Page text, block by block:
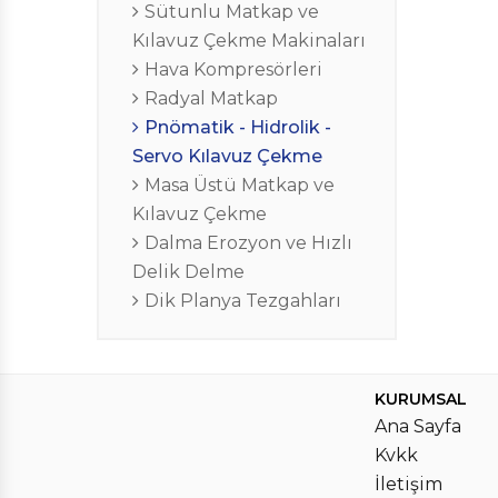
ÇEKTIRMELI VE ÇEKTIRMESIZ TESPIT
YAYLI BASKI PIMLERI
KALIP TAŞIMA MAPALARI
TAŞ DÜZELTME ELMASLARI
RASPA SETLERI
KARBÜR ÇAPAK ALMALAR
DIJITAL KOORDINAT ÖLÇME
HAVALI EL ALETLERI
OMG AÇILI VE ÇOKLU BAŞLIKLAR
TAKIM ARABALARI, ÇALIŞMA
MASALARI VE DOLAPLAR
RADYAL MATKAP
PNÖMATIK - HIDROLIK - SERVO
KILAVUZ ÇEKME
MASA ÜSTÜ MATKAP VE KILAVUZ
Sütunlu Matkap ve
Kılavuz Çekme Makinaları
Hava Kompresörleri
Radyal Matkap
Pnömatik - Hidrolik -
Servo Kılavuz Çekme
Masa Üstü Matkap ve
Kılavuz Çekme
Dalma Erozyon ve Hızlı
Delik Delme
Dik Planya Tezgahları
KURUMSAL
Ana Sayfa
Kvkk
İletişim